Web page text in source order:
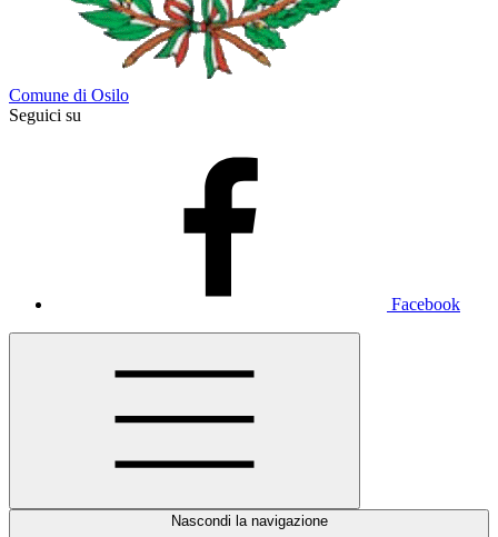
Comune di Osilo
Seguici su
Facebook
Nascondi la navigazione